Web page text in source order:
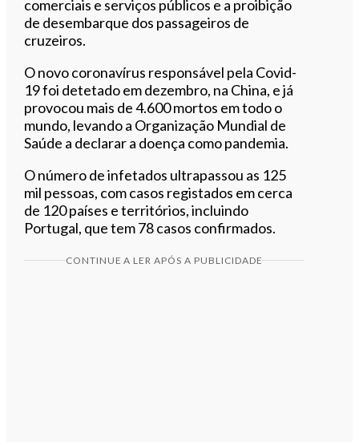
comerciais e serviços públicos e a proibição
de desembarque dos passageiros de
cruzeiros.
O novo coronavírus responsável pela Covid-
19 foi detetado em dezembro, na China, e já
provocou mais de 4.600 mortos em todo o
mundo, levando a Organização Mundial de
Saúde a declarar a doença como pandemia.
O número de infetados ultrapassou as 125
mil pessoas, com casos registados em cerca
de 120 países e territórios, incluindo
Portugal, que tem 78 casos confirmados.
CONTINUE A LER APÓS A PUBLICIDADE